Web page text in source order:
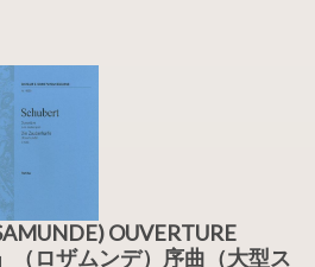
OUVERTURE
（ロザムンデ）序曲（大型ス